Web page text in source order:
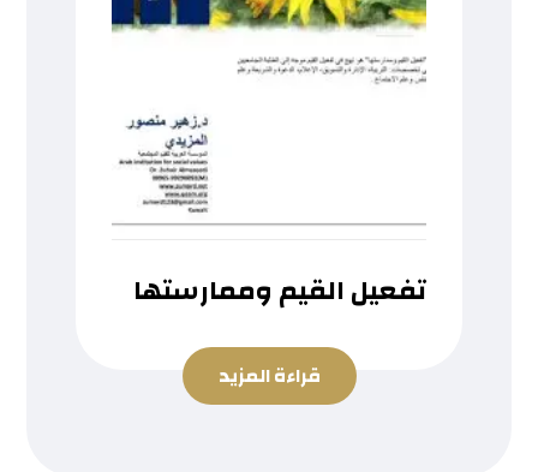
تفعيل القيم وممارستها
قراءة المزيد